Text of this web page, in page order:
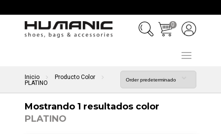
0
Inicio
Producto Color
PLATINO
Mostrando 1 resultados color
PLATINO